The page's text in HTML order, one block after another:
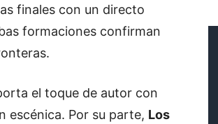
finales con un directo
formaciones confirman
el toque de autor con
escénica. Por su parte, Los